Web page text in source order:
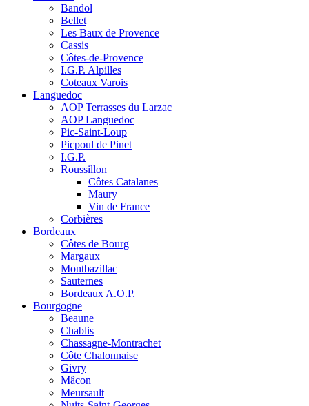
Bandol
Bellet
Les Baux de Provence
Cassis
Côtes-de-Provence
I.G.P. Alpilles
Coteaux Varois
Languedoc
AOP Terrasses du Larzac
AOP Languedoc
Pic-Saint-Loup
Picpoul de Pinet
I.G.P.
Roussillon
Côtes Catalanes
Maury
Vin de France
Corbières
Bordeaux
Côtes de Bourg
Margaux
Montbazillac
Sauternes
Bordeaux A.O.P.
Bourgogne
Beaune
Chablis
Chassagne-Montrachet
Côte Chalonnaise
Givry
Mâcon
Meursault